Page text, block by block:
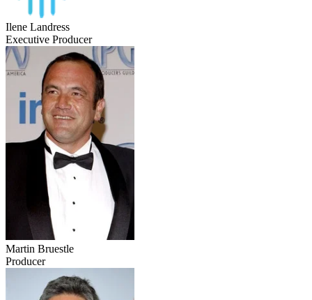
Ilene Landress
Executive Producer
Martin Bruestle
Producer